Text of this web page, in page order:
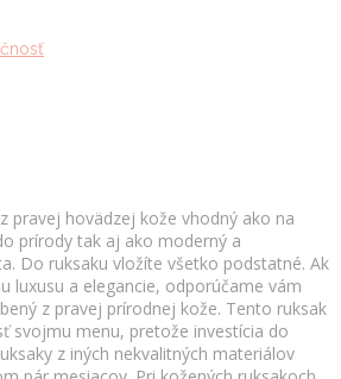
pravej hovädzej kože vhodný ako na
prírody tak aj ako moderný a
Do ruksaku vložíte všetko podstatné. Ak
luxusu a elegancie, odporúčame vám
z pravej prírodnej kože. Tento ruksak
svojmu menu, pretože investícia do
z iných nekvalitných materiálov